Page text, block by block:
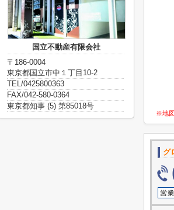
※地
グ
国立不動産有限会社
〒186-0004
東京都国立市中１丁目10-2
TEL/0425800363
FAX/042-580-0364
東京都知事 (5) 第85018号